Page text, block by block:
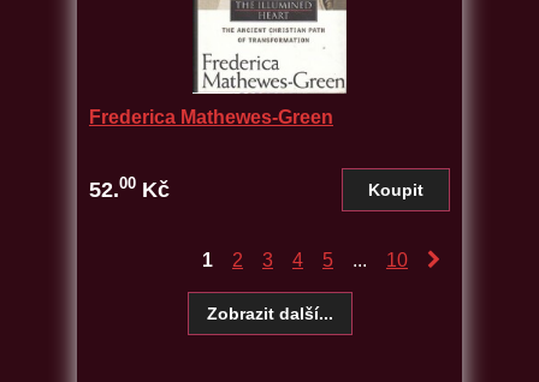
Frederica Mathewes-Green
52.00 Kč
1 2 3 4 5 ... 10